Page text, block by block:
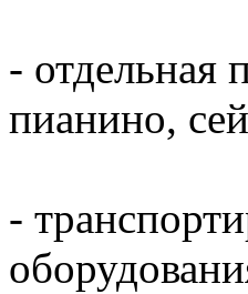
- отдельная
пианино,
-